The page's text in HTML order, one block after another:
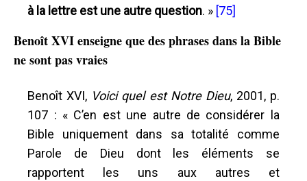
à la lettre est une autre question. » [75]
Benoît XVI enseigne que des phrases dans la Bible
ne sont pas vraies
Benoît XVI, Voici quel est Notre Dieu, 2001, p.
107 : « C’en est une autre de considérer la
Bible uniquement dans sa totalité comme
Parole de Dieu dont les éléments se
rapportent les uns aux autres et